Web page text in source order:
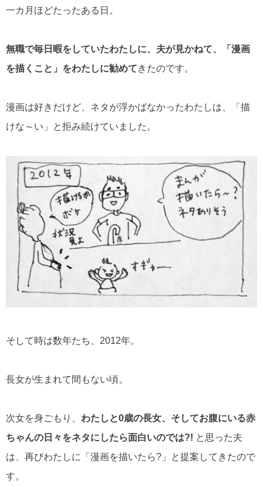
一カ月ほどたったある日。
無職で毎日暇をしていたわたしに、夫が見かねて、「漫画
を描くこと」をわたしに勧めてきたのです。
漫画は好きだけど、ネタが浮かばなかったわたしは、「描
けな～い」と拒み続けていました。
そして時は数年たち、2012年。
長女が生まれて間もない頃。
次女を身ごもり、 わたしと0歳の長女、そしてお腹にいる赤
ちゃんの日々をネタにしたら面白いのでは?! と思った夫
は、再びわたしに「漫画を描いたら?」と提案してきたので
す。